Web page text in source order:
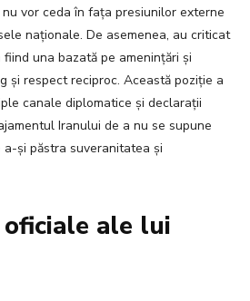
vor ceda în fața presiunilor externe
naționale. De asemenea, au criticat
una bazată pe amenințări și
și respect reciproc. Această poziție a
canale diplomatice și declarații
Iranului de a nu se supune
și păstra suveranitatea și
ale lui